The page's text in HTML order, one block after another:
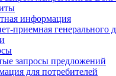
информация
приемная генерального
запросы предложений
для потребителей